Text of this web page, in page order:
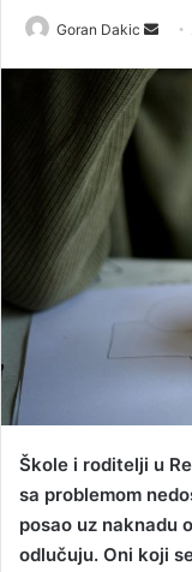
Goran Dakic
a
i
Škole i roditelji u
sa problemom
posao uz naknadu
odlučuju. Oni koji